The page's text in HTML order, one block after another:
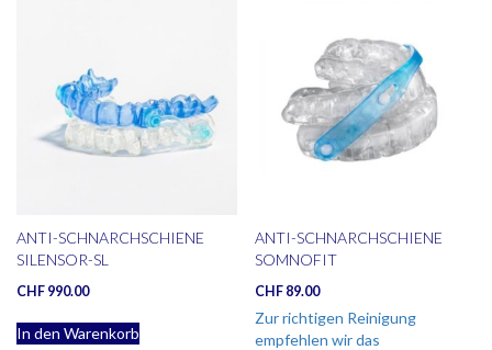
ANTI-SCHNARCHSCHIENE
SILENSOR-SL
CHF 990.00
In den Warenkorb
ANTI-SCHNARCHSCHIENE
SOMNOFIT
CHF 89.00
Zur richtigen Reinigung
empfehlen wir das